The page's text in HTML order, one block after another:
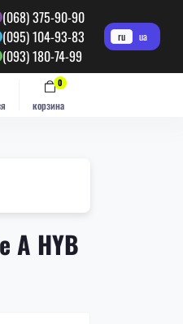
(068) 375-90-90
(095) 104-93-83
(093) 180-74-99
ru ua
корзина
0
A HYB